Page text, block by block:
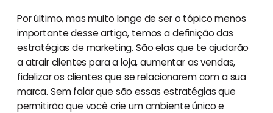
Por último, mas muito longe de ser o tópico menos
importante desse artigo, temos a definição das
estratégias de marketing. São elas que te ajudarão
a atrair clientes para a loja, aumentar as vendas,
fidelizar os clientes que se relacionarem com a sua
marca. Sem falar que são essas estratégias que
permitirão que você crie um ambiente único e